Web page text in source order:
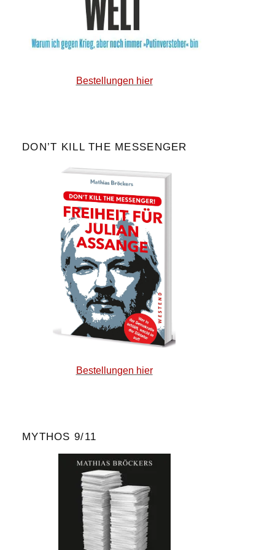
Bestellungen hier
DON’T KILL THE MESSENGER
Bestellungen hier
MYTHOS 9/11